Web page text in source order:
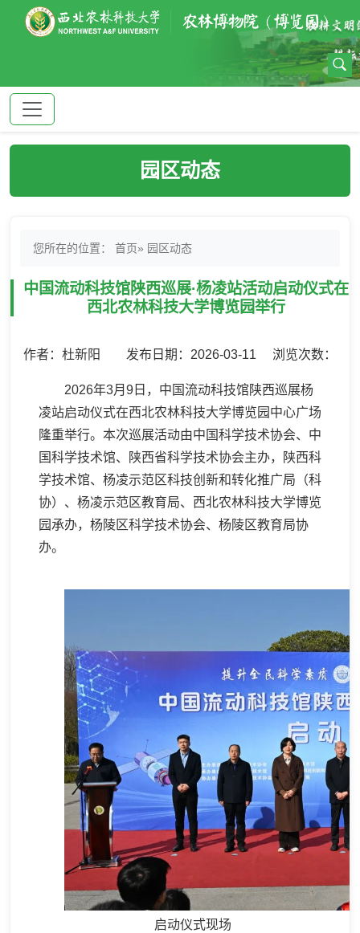
园区动态
您所在的位置： 首页» 园区动态
中国流动科技馆陕西巡展·杨凌站活动启动仪式在
西北农林科技大学博览园举行
作者：杜新阳 发布日期：2026-03-11 浏览次数：
2026年3月9日，中国流动科技馆陕西巡展杨
凌站启动仪式在西北农林科技大学博览园中心广场
隆重举行。本次巡展活动由中国科学技术协会、中
国科学技术馆、陕西省科学技术协会主办，陕西科
学技术馆、杨凌示范区科技创新和转化推广局（科
协）、杨凌示范区教育局、西北农林科技大学博览
园承办，杨陵区科学技术协会、杨陵区教育局协
办。
启动仪式现场